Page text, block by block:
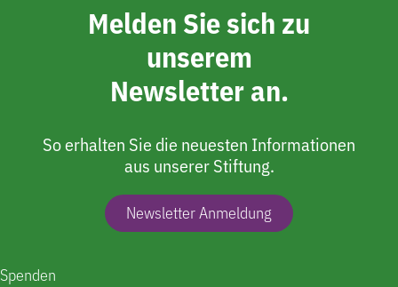
Melden Sie sich zu
unserem
Newsletter an.
So erhalten Sie die neuesten Informationen
aus unserer Stiftung.
Newsletter Anmeldung
Spenden